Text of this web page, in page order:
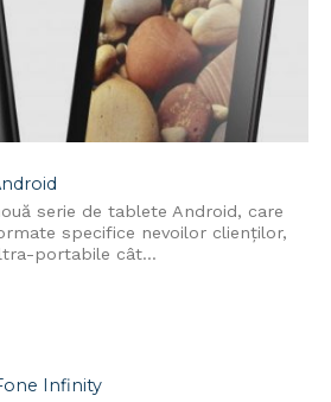
serie de tablete Android, care
specifice nevoilor clienţilor,
portabile cât...
Infinity